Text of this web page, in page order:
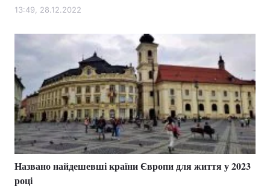
Головна Війна
13:49, 28.12.2022
Названо найдешевші країни Європи для життя у 2023
році